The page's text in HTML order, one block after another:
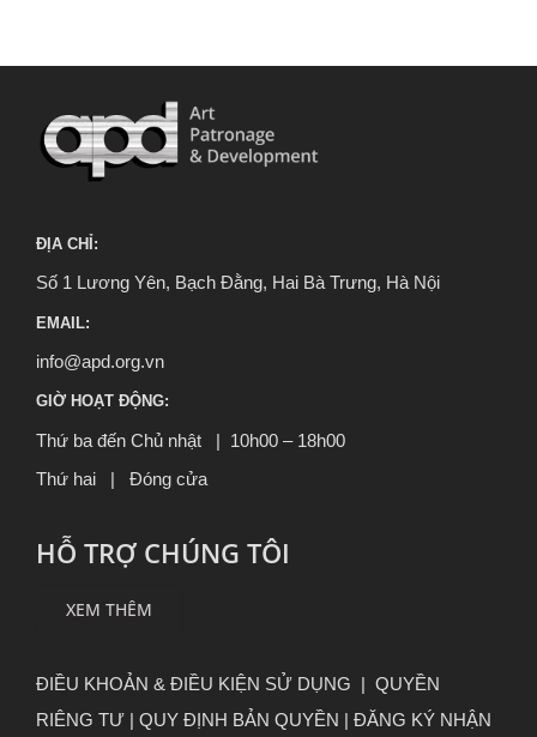
ĐỊA CHỈ:
Số 1 Lương Yên, Bạch Đằng, Hai Bà Trưng, Hà Nội
EMAIL:
info@apd.org.vn
GIỜ HOẠT ĐỘNG:
Thứ ba đến Chủ nhật | 10h00 – 18h00
Thứ hai | Đóng cửa
HỖ TRỢ CHÚNG TÔI
XEM THÊM
ĐIỀU KHOẢN & ĐIỀU KIỆN SỬ DỤNG
QUYỀN
RIÊNG TƯ
QUY ĐỊNH BẢN QUYỀN | ĐĂNG KÝ NHẬN